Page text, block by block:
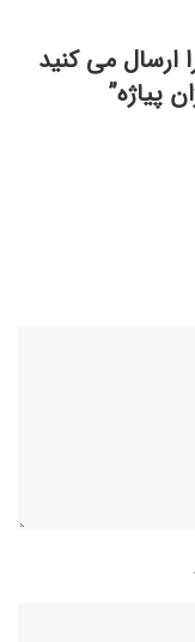
ارسال می کنید
پیاژه”